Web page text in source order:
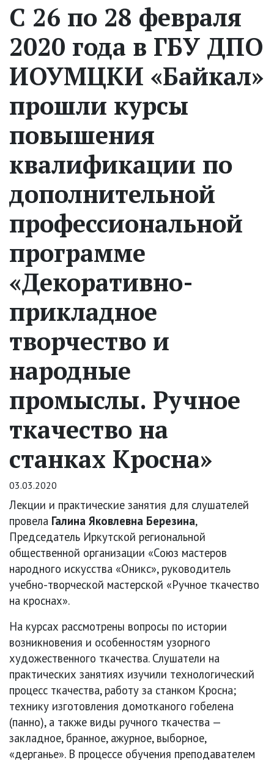
С 26 по 28 февраля
2020 года в ГБУ ДПО
ИОУМЦКИ «Байкал»
прошли курсы
повышения
квалификации по
дополнительной
профессиональной
программе
«Декоративно-
прикладное
творчество и
народные
промыслы. Ручное
ткачество на
станках Кросна»
03.03.2020
Лекции и практические занятия для слушателей
провела Галина Яковлевна Березина,
Председатель Иркутской региональной
общественной организации «Союз мастеров
народного искусства «Оникс», руководитель
учебно-творческой мастерской «Ручное ткачество
на кроснах».
На курсах рассмотрены вопросы по истории
возникновения и особенностям узорного
художественного ткачества. Слушатели на
практических занятиях изучили технологический
процесс ткачества, работу за станком Кросна;
технику изготовления домотканого гобелена
(панно), а также виды ручного ткачества —
закладное, бранное, ажурное, выборное,
«дерганье». В процессе обучения преподавателем